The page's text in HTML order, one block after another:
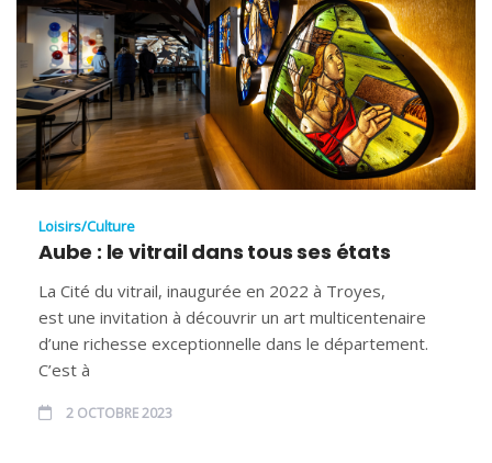
Loisirs/Culture
Aube : le vitrail dans tous ses états
La Cité du vitrail, inaugurée en 2022 à Troyes,
est une invitation à découvrir un art multicentenaire
d’une richesse exceptionnelle dans le département.
C’est à
2 OCTOBRE 2023